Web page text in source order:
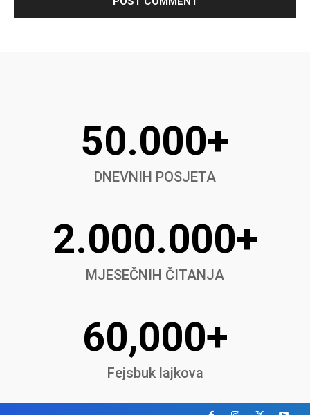
50.000+
DNEVNIH POSJETA
2.000.000+
MJESEČNIH ČITANJA
60,000+
Fejsbuk lajkova